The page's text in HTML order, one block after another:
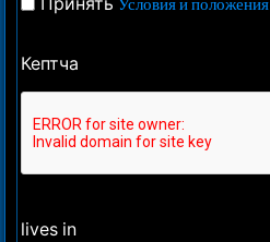
Кептча
lives in